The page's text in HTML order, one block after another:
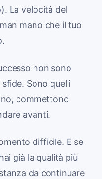
La velocità del
mano che il tuo
non sono
Sono quelli
commettono
avanti.
difficile. E se
già la qualità più
da continuare